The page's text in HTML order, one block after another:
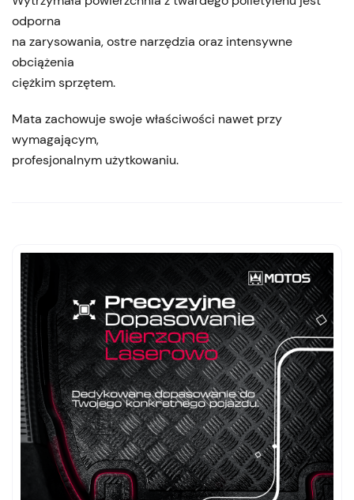
odporna
na zarysowania, ostre narzędzia oraz intensywne
obciążenia
ciężkim sprzętem.
Mata zachowuje swoje właściwości nawet przy
wymagającym,
profesjonalnym użytkowaniu.